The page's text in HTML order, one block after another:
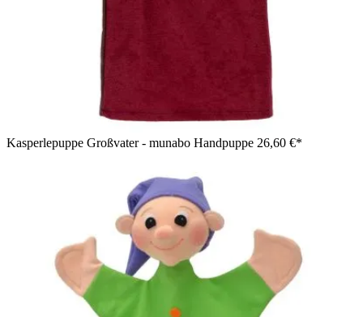
Kasperlepuppe Großvater - munabo Handpuppe 26,60 €*